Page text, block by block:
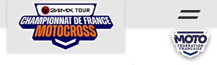
ACCUEIL
ACTUS
CALENDRIER